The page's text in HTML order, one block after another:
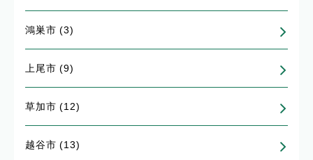
鴻巣市 (3)
上尾市 (9)
草加市 (12)
越谷市 (13)